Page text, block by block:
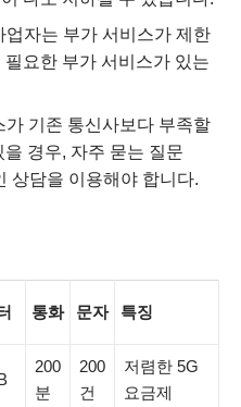
업자는 부가 서비스가 제한
요한 부가 서비스가 있는
가 기존 통신사보다 부족할
경우, 자주 묻는 질문
상담을 이용해야 합니다.
통화 문자 특징
200
분
200
건
저렴한 5G
요금제